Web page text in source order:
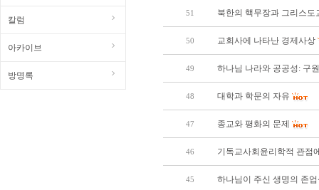
칼럼
아카이브
방명록
51 북한의 핵무장과 그리스도
50 교회사에 나타난 경제사상
49 하나님 나라와 공공성: 구
48 대학과 학문의 자유
47 종교와 평화의 문제
46 기독교사회윤리학적 관점
45 하나님이 주신 생명의 존